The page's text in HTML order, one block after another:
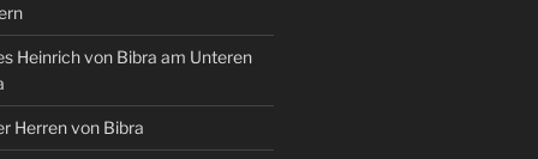
Heinrich von Bibra am Unteren
Herren von Bibra